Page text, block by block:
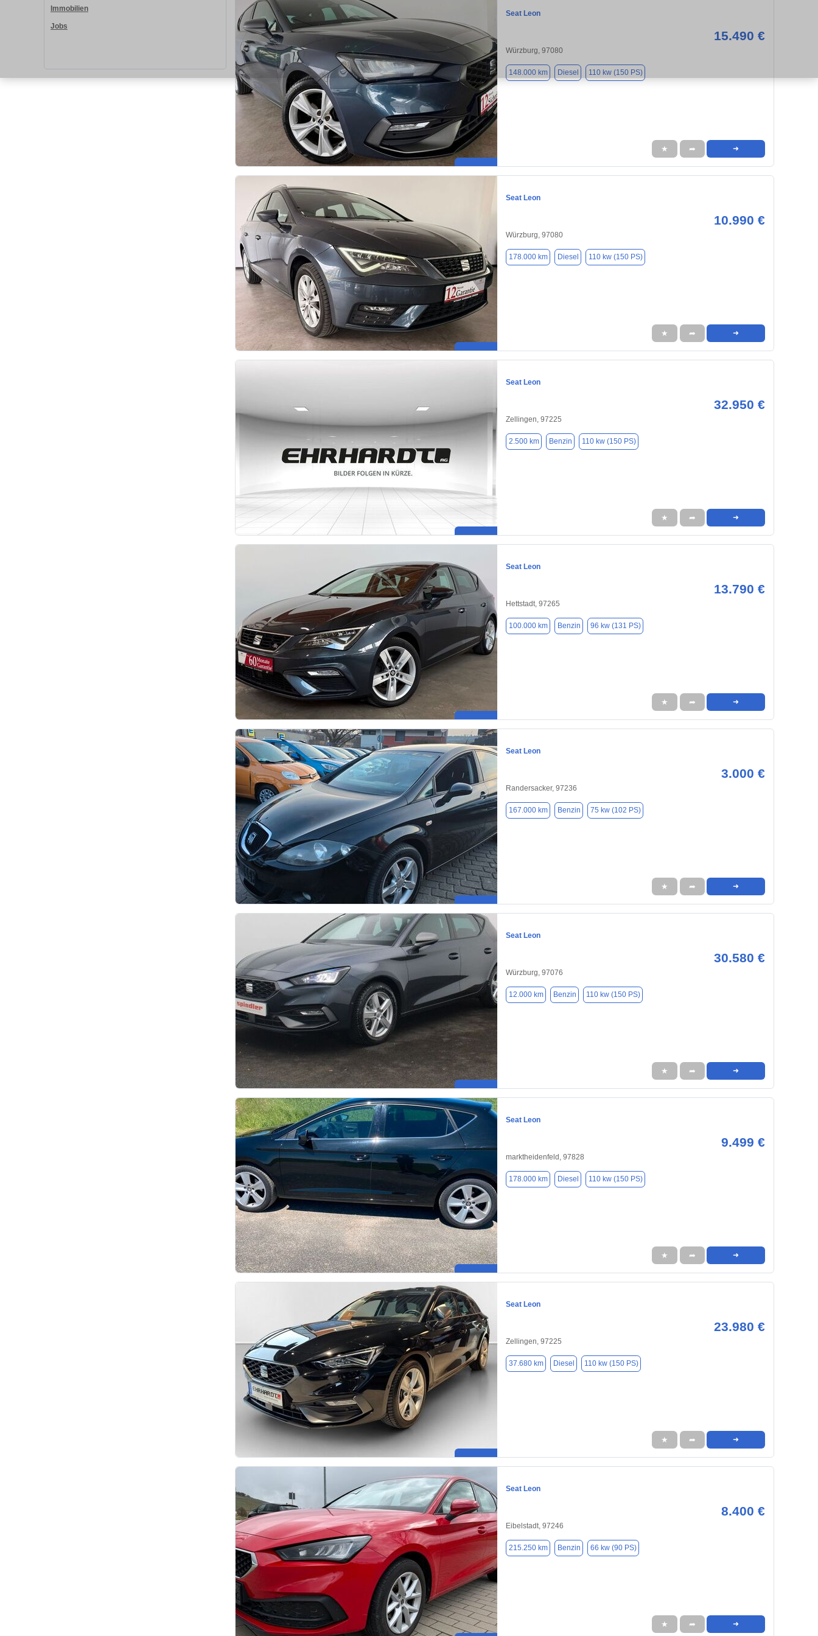
Immobilien
Jobs
Seat Leon
15.490 €
Würzburg, 97080
148.000 km Diesel 110 kw (150 PS)
★ ➦ ➜
Seat Leon
10.990 €
Würzburg, 97080
178.000 km Diesel 110 kw (150 PS)
★ ➦ ➜
Seat Leon
32.950 €
Zellingen, 97225
2.500 km Benzin 110 kw (150 PS)
★ ➦ ➜
Seat Leon
13.790 €
Hettstadt, 97265
100.000 km Benzin 96 kw (131 PS)
★ ➦ ➜
Seat Leon
3.000 €
Randersacker, 97236
167.000 km Benzin 75 kw (102 PS)
★ ➦ ➜
Seat Leon
30.580 €
Würzburg, 97076
12.000 km Benzin 110 kw (150 PS)
★ ➦ ➜
Seat Leon
9.499 €
marktheidenfeld, 97828
178.000 km Diesel 110 kw (150 PS)
★ ➦ ➜
Seat Leon
23.980 €
Zellingen, 97225
37.680 km Diesel 110 kw (150 PS)
★ ➦ ➜
Seat Leon
8.400 €
Eibelstadt, 97246
215.250 km Benzin 66 kw (90 PS)
★ ➦ ➜